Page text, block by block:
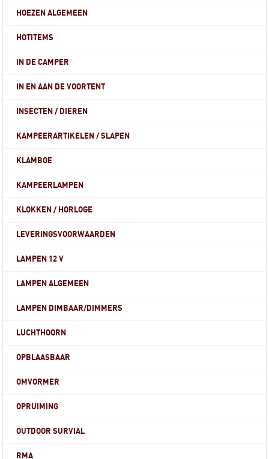
HOEZEN ALGEMEEN
HOTITEMS
IN DE CAMPER
IN EN AAN DE VOORTENT
INSECTEN / DIEREN
KAMPEERARTIKELEN / SLAPEN
KLAMBOE
KAMPEERLAMPEN
KLOKKEN / HORLOGE
LEVERINGSVOORWAARDEN
LAMPEN 12 V
LAMPEN ALGEMEEN
LAMPEN DIMBAAR/DIMMERS
LUCHTHOORN
OPBLAASBAAR
OMVORMER
OPRUIMING
OUTDOOR SURVIAL
RMA